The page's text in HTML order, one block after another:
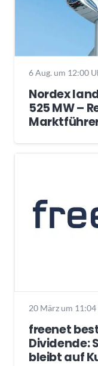
6 Aug. um 12:00
Nordex
525 MW –
20 März um
freenet
Dividende:
bleibt auf